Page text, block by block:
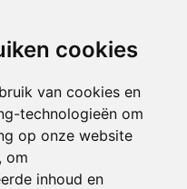
cookies
van cookies en
technologieën om
op onze website
om
inhoud en